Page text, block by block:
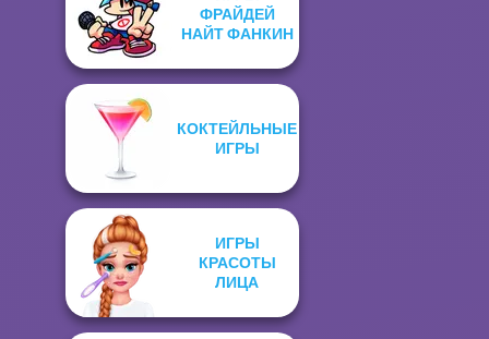
ФРАЙДЕЙ
НАЙТ ФАНКИН
КОКТЕЙЛЬНЫЕ
ИГРЫ
ИГРЫ
КРАСОТЫ
ЛИЦА